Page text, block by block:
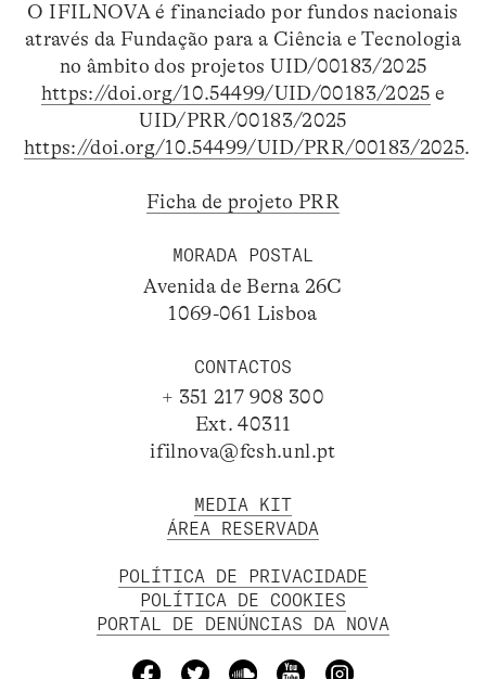
O IFILNOVA é financiado por fundos nacionais
através da Fundação para a Ciência e Tecnologia
no âmbito dos projetos UID/00183/2025
https://doi.org/10.54499/UID/00183/2025 e
UID/PRR/00183/2025
https://doi.org/10.54499/UID/PRR/00183/2025.
Ficha de projeto PRR
MORADA POSTAL
Avenida de Berna 26C
1069-061 Lisboa
CONTACTOS
+ 351 217 908 300
Ext. 40311
ifilnova@fcsh.unl.pt
MEDIA KIT
ÁREA RESERVADA
POLÍTICA DE PRIVACIDADE
POLÍTICA DE COOKIES
PORTAL DE DENÚNCIAS DA NOVA